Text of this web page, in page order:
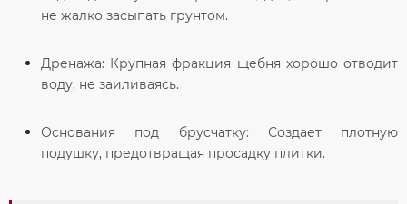
не жалко засыпать грунтом.
Дренажа: Крупная фракция щебня хорошо отводит
воду, не заиливаясь.
Основания под брусчатку: Создает плотную
подушку, предотвращая просадку плитки.